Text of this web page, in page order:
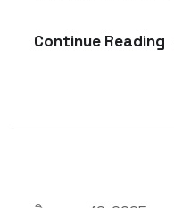
Continue Reading